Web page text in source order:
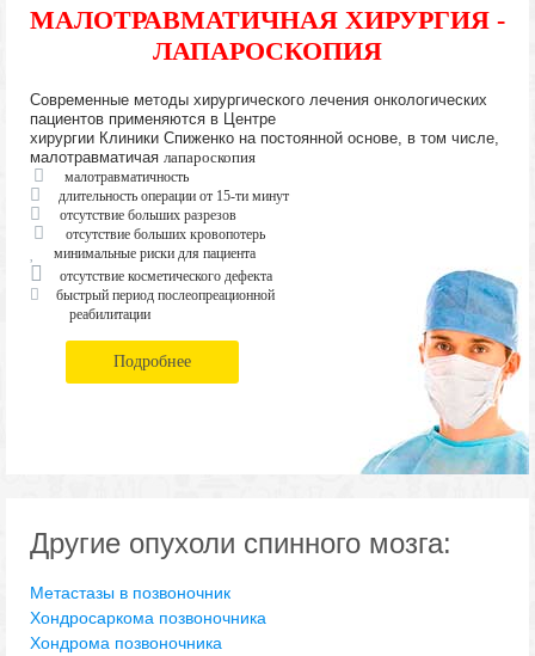
МАЛОТРАВМАТИЧНАЯ ХИРУРГИЯ -
ЛАПАРОСКОПИЯ
Современные методы хирургического лечения онкологических
пациентов применяются в Центре
хирургии Клиники Спиженко на постоянной основе, в том числе,
малотравматичая лапароскопия
малотравматичность
длительность операции от 15-ти минут
отсутствие больших разрезов
отсутствие больших кровопотерь
минимальные риски для пациента
отсутствие косметического дефекта
быстрый период послеопреационной
реабилитации
Подробнее
Другие опухоли спинного мозга:
Метастазы в позвоночник
Хондросаркома позвоночника
Хондрома позвоночника